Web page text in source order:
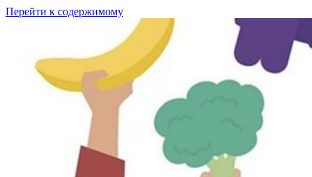
Перейти к содержимому